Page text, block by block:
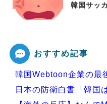
韓国サッ
おすすめ記事
韓国Webtoon企業の最
日本の防衛白書「韓国